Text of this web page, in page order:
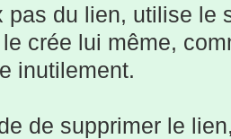
pas du lien, utilise le
crée lui même,
inutilement.
de supprimer le